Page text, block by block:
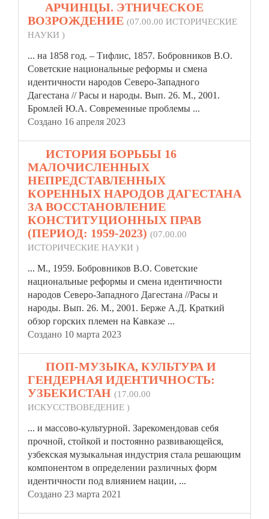
АРЧИНЦЫ. ЭТНИЧЕСКОЕ
ВОЗРОЖДЕНИЕ (07.00.00 ИСТОРИЧЕСКИЕ
НАУКИ )
... на 1858 год. – Тифлис, 1857. Бобровников В.О.
Советские национальные реформы и смена
идентичности народов Северо-Западного
Дагестана // Расы и народы. Вып. 26. М., 2001.
Бромлей Ю.А. Современные проблемы ...
Создано 16 апреля 2023
ИСТОРИЯ БОРЬБЫ 16
МАЛОЧИСЛЕННЫХ
НЕПРЕДСТАВЛЕННЫХ
КОРЕННЫХ НАРОДОВ ДАГЕСТАНА
ЗА ВОССТАНОВЛЕНИЕ
КОНСТИТУЦИОННЫХ ПРАВ
(ПЕРИОД: 1959-2023) (07.00.00
ИСТОРИЧЕСКИЕ НАУКИ )
... М., 1959. Бобровников В.О. Советские
национальные реформы и смена идентичности
народов Северо-Западного Дагестана //Расы и
народы. Вып. 26. М., 2001. Берже А.Д. Краткий
обзор горских племен на Кавказе ...
Создано 10 марта 2023
ПОП-МУЗЫКА, КУЛЬТУРА И
ГЕНДЕРНАЯ ИДЕНТИЧНОСТЬ:
УЗБЕКИСТАН (17.00.00
ИСКУССТВОВЕДЕНИЕ )
... и массово-культурной. Зарекомендовав себя
прочной, стойкой и постоянно развивающейся,
узбекская музыкальная индустрия стала решающим
компонентом в определении различных форм
идентичности под влиянием нации, ...
Создано 23 марта 2021